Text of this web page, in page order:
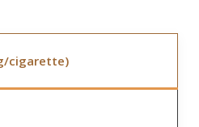
cigarette)